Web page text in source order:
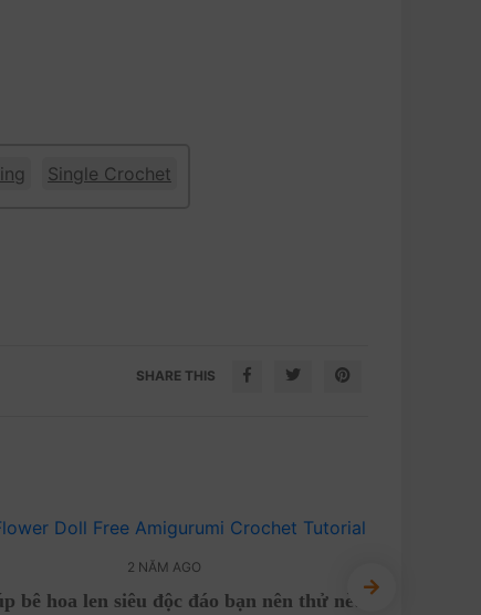
Single Crochet
SHARE THIS
2 NĂM AGO
bê hoa len siêu độc đáo bạn nên thử nè!